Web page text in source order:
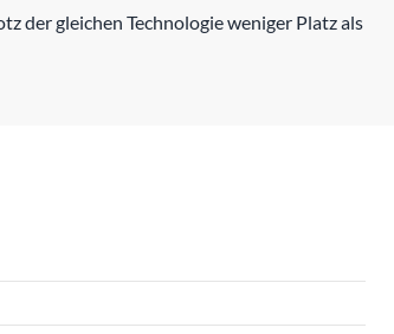
der gleichen Technologie weniger Platz als